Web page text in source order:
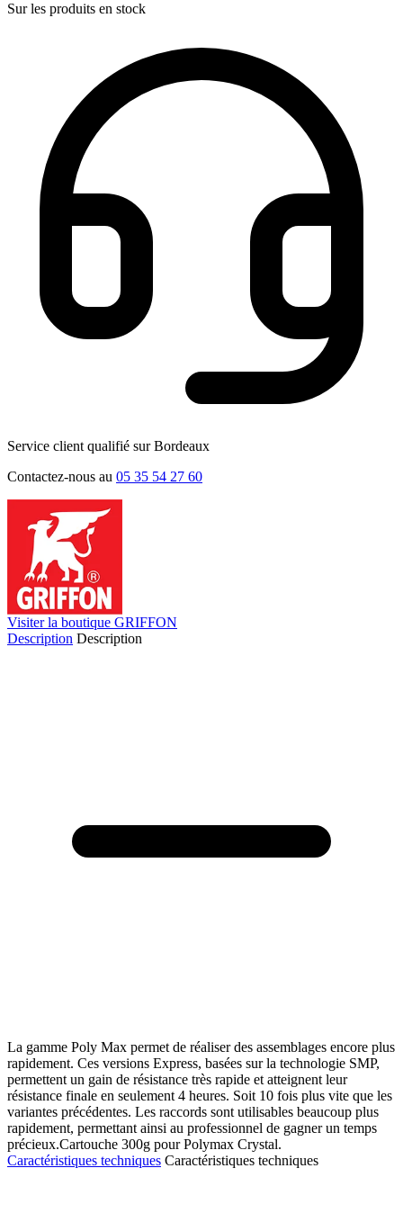
Sur les produits en stock
Service client qualifié sur Bordeaux
Contactez-nous au 05 35 54 27 60
Visiter la boutique GRIFFON
Description Description
La gamme Poly Max permet de réaliser des assemblages encore plus
rapidement. Ces versions Express, basées sur la technologie SMP,
permettent un gain de résistance très rapide et atteignent leur
résistance finale en seulement 4 heures. Soit 10 fois plus vite que les
variantes précédentes. Les raccords sont utilisables beaucoup plus
rapidement, permettant ainsi au professionnel de gagner un temps
précieux.Cartouche 300g pour Polymax Crystal.
Caractéristiques techniques Caractéristiques techniques